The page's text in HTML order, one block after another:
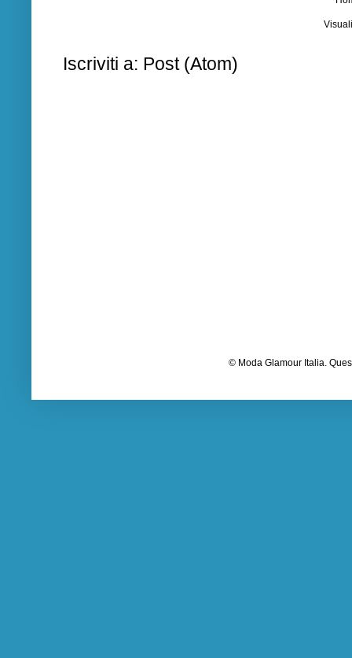
Iscriviti a: Post (Atom)
© Moda Glamour Italia.